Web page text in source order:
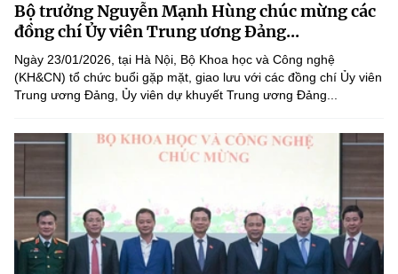
Chọn ngôn ngữ
Vietnamese English
BỘ KHOA HỌC VÀ CÔNG NGHỆ
Điều khoản sử dụng Theo dõi MST: Góp ý
Cơ quan chủ quản: Bộ Khoa học và Công nghệ (MST)
Bộ trưởng Nguyễn Mạnh Hùng chúc mừng các
đồng chí Ủy viên Trung ương Đảng...
Ngày 23/01/2026, tại Hà Nội, Bộ Khoa học và Công nghệ
(KH&CN) tổ chức buổi gặp mặt, giao lưu với các đồng chí Ủy viên
Trung ương Đảng, Ủy viên dự khuyết Trung ương Đảng...